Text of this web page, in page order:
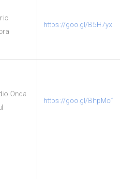
https://goo.gl/B5H7yx
Onda
https://goo.gl/BhpMo1